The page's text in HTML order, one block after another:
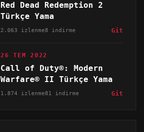
Red Dead Redemption 2
Türkçe Yama
2.063 izlenme8 indirme Git
26 TEM 2022
Call of Duty®: Modern
Warfare® II Türkçe Yama
1.874 izlenme81 indirme Git